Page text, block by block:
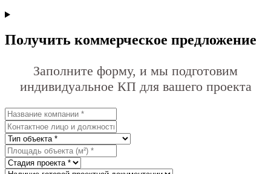
Получить коммерческое предложение
Заполните форму, и мы подготовим
индивидуальное КП для вашего проекта